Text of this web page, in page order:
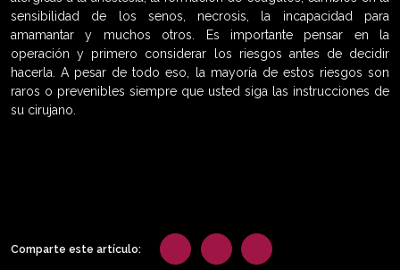
sensibilidad de los senos, necrosis, la incapacidad para
amamantar y muchos otros. Es importante pensar en la
operación y primero considerar los riesgos antes de decidir
hacerla. A pesar de todo eso, la mayoría de estos riesgos son
raros o prevenibles siempre que usted siga las instrucciones de
su cirujano.
Comparte este artículo: